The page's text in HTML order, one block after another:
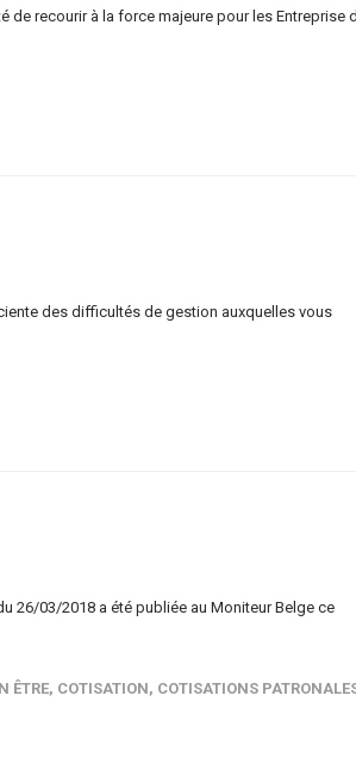
recourir à la force majeure pour les Entreprise
des difficultés de gestion auxquelles vous
26/03/2018 a été publiée au Moniteur Belge ce
ÊTRE, COTISATION, COTISATIONS